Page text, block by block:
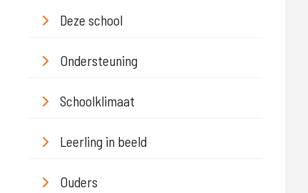
Deze school
Ondersteuning
Schoolklimaat
Leerling in beeld
Ouders